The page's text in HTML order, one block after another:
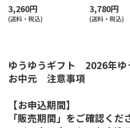
3,260円
(送料・税込)
3,780円
(送料・税込)
ゆうゆうギフト 2026年ゆ
お中元 注意事項
【お申込期間】
「販売期間」をご確認くだ